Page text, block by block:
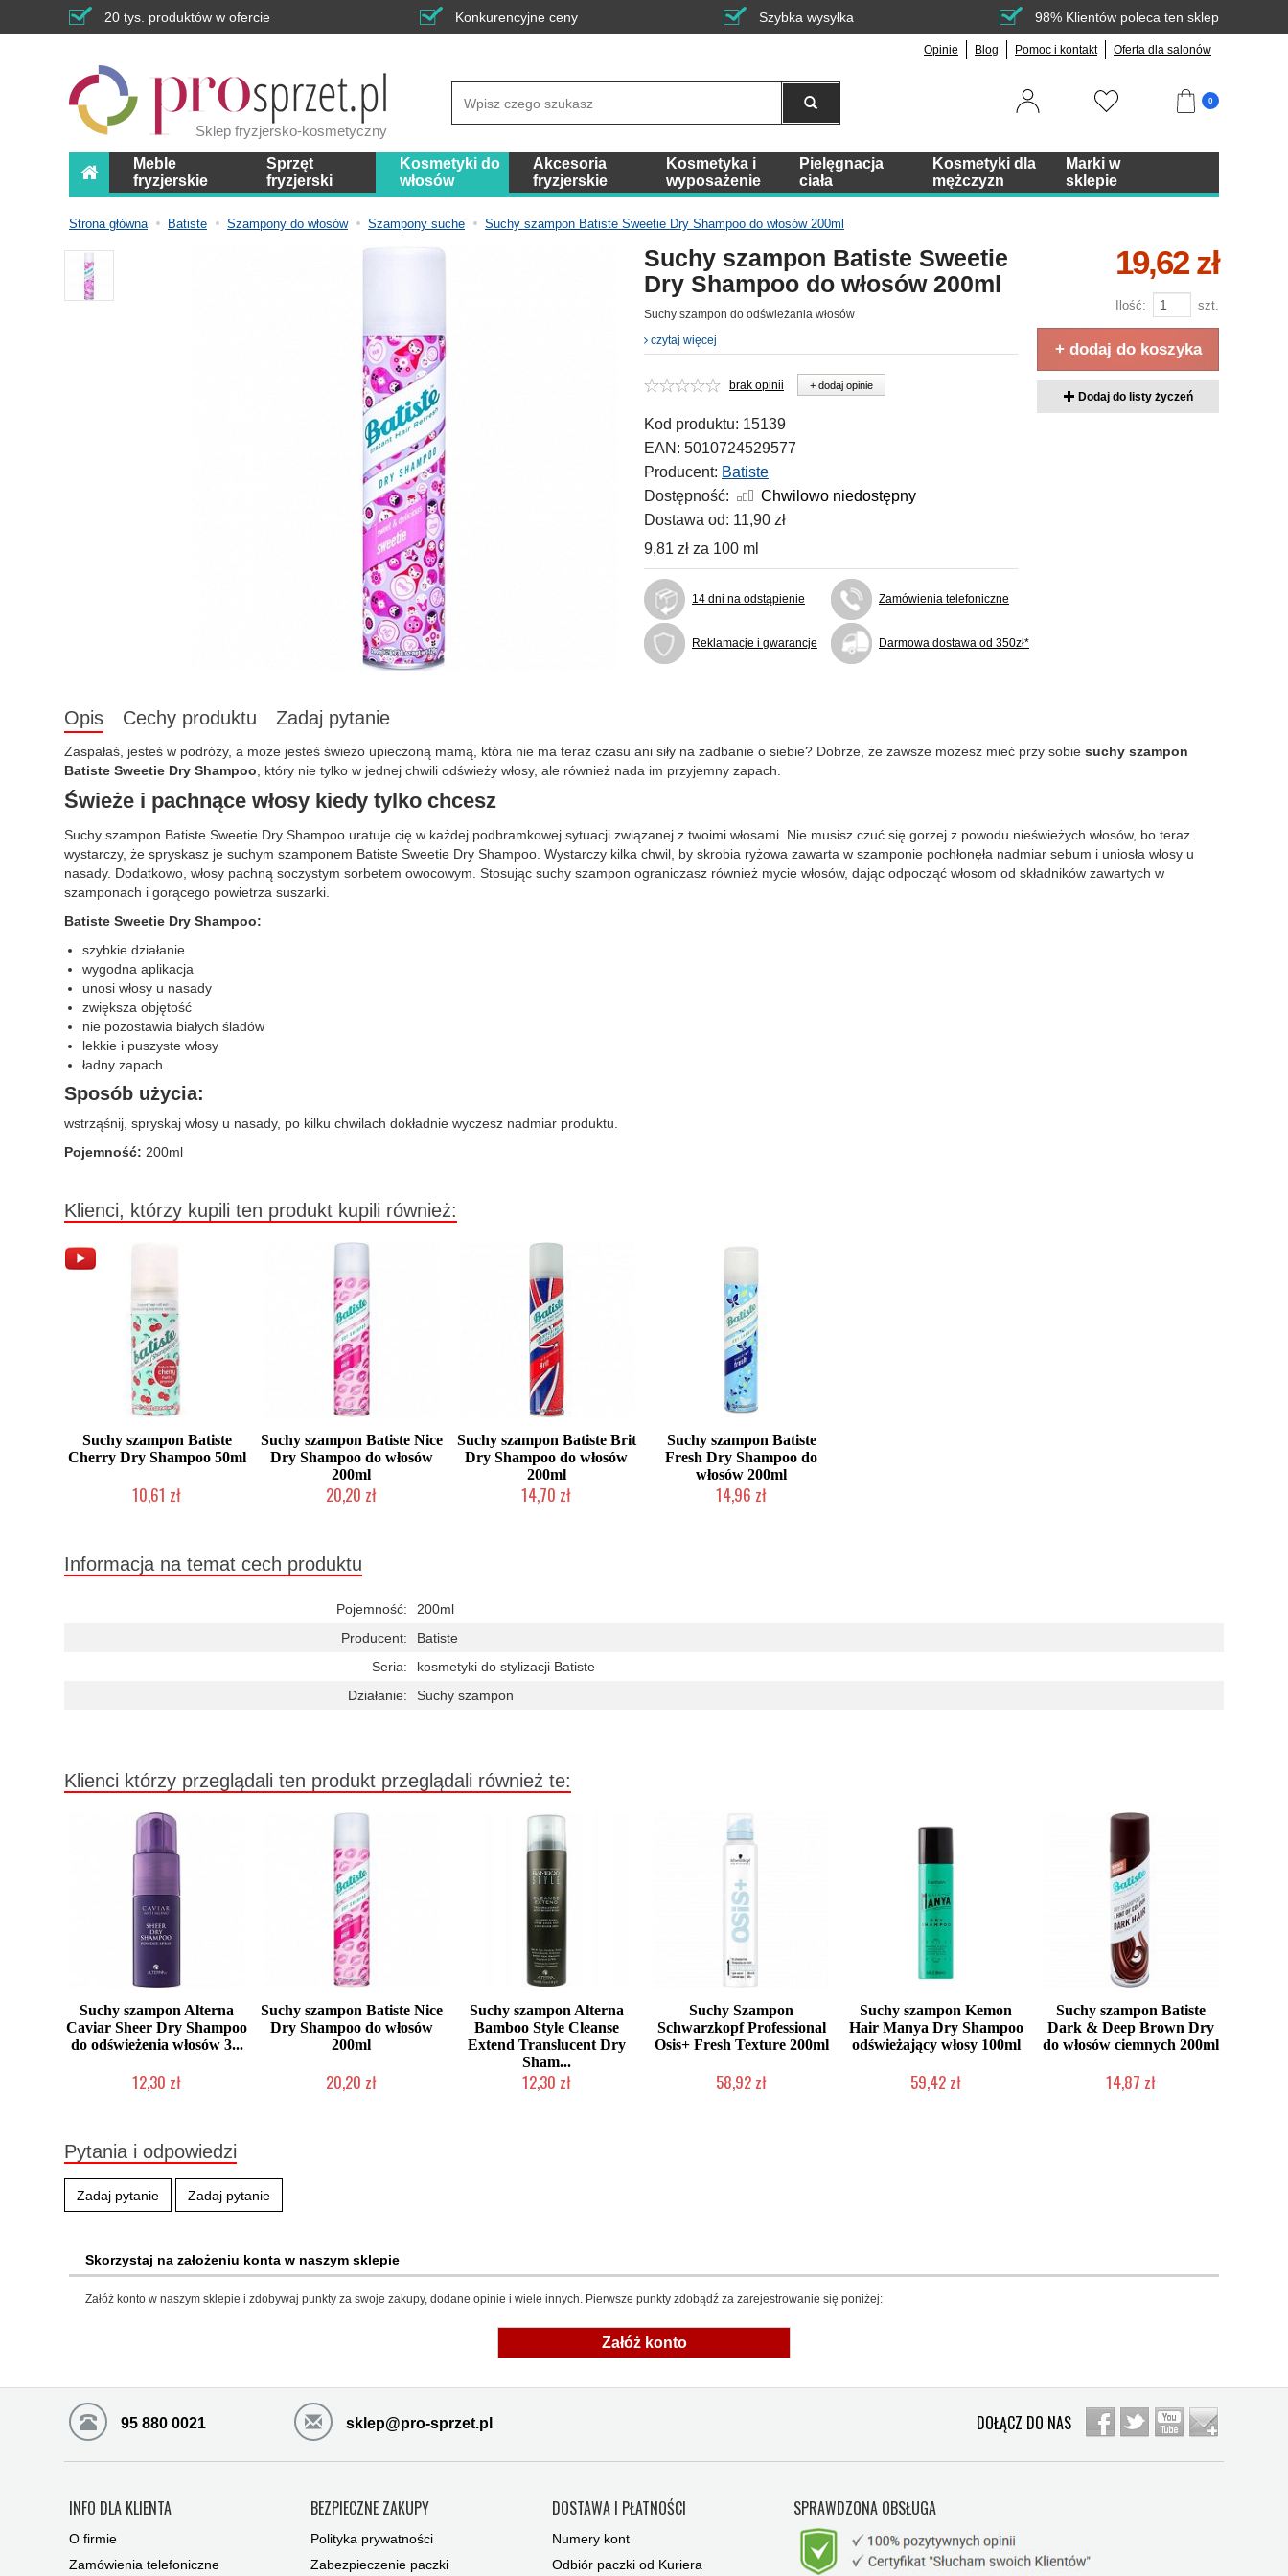
20 tys. produktów w ofercie Konkurencyjne ceny Szybka wysyłka 98% Klientów poleca ten sklep
Opinie Blog Pomoc i kontakt Oferta dla salonów
Sklep fryzjersko-kosmetyczny
0
Meble
fryzjerskie
Sprzęt
fryzjerski
Kosmetyki do
włosów
Akcesoria
fryzjerskie
Kosmetyka i
wyposażenie
Pielęgnacja
ciała
Kosmetyki dla
mężczyzn
Marki w
sklepie
Strona główna Batiste Szampony do włosów Szampony suche Suchy szampon Batiste Sweetie Dry Shampoo do włosów 200ml
Suchy szampon Batiste Sweetie
Dry Shampoo do włosów 200ml
Suchy szampon do odświeżania włosów
czytaj więcej
brak opinii + dodaj opinie
Kod produktu: 15139
EAN: 5010724529577
Producent: Batiste
Dostępność:
Chwilowo niedostępny
Dostawa od: 11,90 zł
9,81 zł za 100 ml
14 dni na odstąpienie Zamówienia telefoniczne
Reklamacje i gwarancje Darmowa dostawa od 350zł*
19,62 zł
Ilość: szt.
+ dodaj do koszyka
Dodaj do listy życzeń
Opis Cechy produktu Zadaj pytanie
Zaspałaś, jesteś w podróży, a może jesteś świeżo upieczoną mamą, która nie ma teraz czasu ani siły na zadbanie o siebie? Dobrze, że zawsze możesz mieć przy sobie suchy szampon
Batiste Sweetie Dry Shampoo , który nie tylko w jednej chwili odświeży włosy, ale również nada im przyjemny zapach.
Świeże i pachnące włosy kiedy tylko chcesz
Suchy szampon Batiste Sweetie Dry Shampoo uratuje cię w każdej podbramkowej sytuacji związanej z twoimi włosami. Nie musisz czuć się gorzej z powodu nieświeżych włosów, bo teraz
wystarczy, że spryskasz je suchym szamponem Batiste Sweetie Dry Shampoo. Wystarczy kilka chwil, by skrobia ryżowa zawarta w szamponie pochłonęła nadmiar sebum i uniosła włosy u
nasady. Dodatkowo, włosy pachną soczystym sorbetem owocowym. Stosując suchy szampon ograniczasz również mycie włosów, dając odpocząć włosom od składników zawartych w
szamponach i gorącego powietrza suszarki.
Batiste Sweetie Dry Shampoo:
szybkie działanie
wygodna aplikacja
unosi włosy u nasady
zwiększa objętość
nie pozostawia białych śladów
lekkie i puszyste włosy
ładny zapach.
Sposób użycia:
wstrząśnij, spryskaj włosy u nasady, po kilku chwilach dokładnie wyczesz nadmiar produktu.
Pojemność: 200ml
Klienci, którzy kupili ten produkt kupili również:
Suchy szampon Batiste
Cherry Dry Shampoo 50ml
10,61 zł
Suchy szampon Batiste Nice
Dry Shampoo do włosów
200ml
20,20 zł
Suchy szampon Batiste Brit
Dry Shampoo do włosów
200ml
14,70 zł
Suchy szampon Batiste
Fresh Dry Shampoo do
włosów 200ml
14,96 zł
Informacja na temat cech produktu
Pojemność:
200ml
Producent:
Batiste
Seria:
kosmetyki do stylizacji Batiste
Działanie:
Suchy szampon
Klienci którzy przeglądali ten produkt przeglądali również te:
Suchy szampon Alterna
Caviar Sheer Dry Shampoo
do odświeżenia włosów 3...
12,30 zł
Suchy szampon Batiste Nice
Dry Shampoo do włosów
200ml
20,20 zł
Suchy szampon Alterna
Bamboo Style Cleanse
Extend Translucent Dry
Sham...
12,30 zł
Suchy Szampon
Schwarzkopf Professional
Osis+ Fresh Texture 200ml
58,92 zł
Suchy szampon Kemon
Hair Manya Dry Shampoo
odświeżający włosy 100ml
59,42 zł
Suchy szampon Batiste
Dark & Deep Brown Dry
do włosów ciemnych 200ml
14,87 zł
Pytania i odpowiedzi
Zadaj pytanie Zadaj pytanie
Skorzystaj na założeniu konta w naszym sklepie
Załóż konto w naszym sklepie i zdobywaj punkty za swoje zakupy, dodane opinie i wiele innych. Pierwsze punkty zdobądź za zarejestrowanie się poniżej:
Załóż konto
95 880 0021 sklep@pro-sprzet.pl DOŁĄCZ DO NAS
INFO DLA KLIENTA
O firmie
Zamówienia telefoniczne
BEZPIECZNE ZAKUPY
Polityka prywatności
Zabezpieczenie paczki
DOSTAWA I PŁATNOŚCI
Numery kont
Odbiór paczki od Kuriera
SPRAWDZONA OBSŁUGA